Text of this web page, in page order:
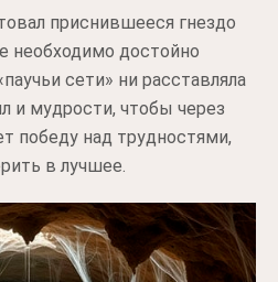
приснившееся гнездо
необходимо достойно
сети» ни расставляла
и мудрости, чтобы через
победу над трудностями,
в лучшее.